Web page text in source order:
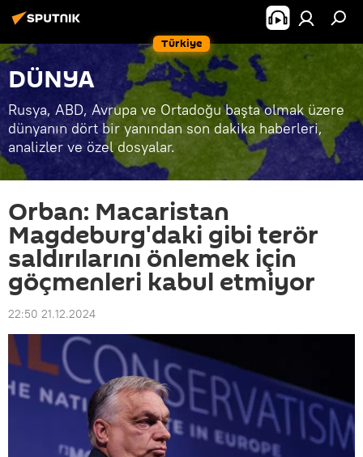
Türkiye
DÜNYA
Rusya, ABD, Avrupa ve Ortadoğu başta olmak üzere
dünyanın dört bir yanından son dakika haberleri,
analizler ve özel dosyalar.
Orban: Macaristan
Magdeburg'daki gibi terör
saldırılarını önlemek için
göçmenleri kabul etmiyor
22:50 21.12.2024